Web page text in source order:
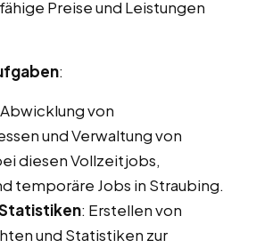
Preise und Leistungen
:
von
und Verwaltung von
diesen Vollzeitjobs,
temporäre Jobs in Straubing.
: Erstellen von
und Statistiken zur